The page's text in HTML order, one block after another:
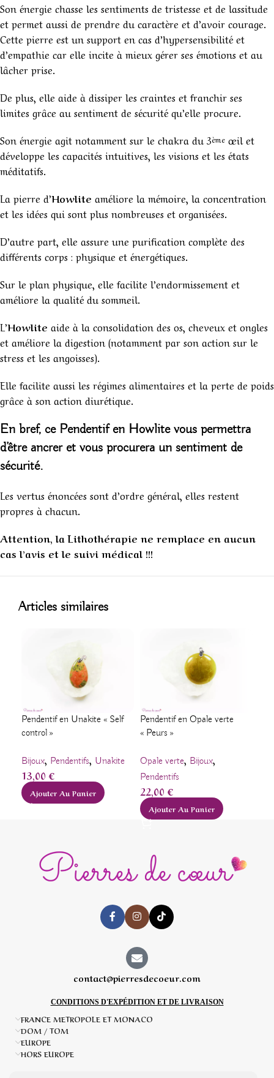
Son énergie chasse les sentiments de tristesse et de lassitude
et permet aussi de prendre du caractère et d’avoir courage.
Cette pierre est un support en cas d’hypersensibilité et
d’empathie car elle incite à mieux gérer ses émotions et au
lâcher prise.
De plus, elle aide à dissiper les craintes et franchir ses
limites grâce au sentiment de sécurité qu’elle procure.
Son énergie agit notamment sur le chakra du 3ème œil et
développe les capacités intuitives, les visions et les états
méditatifs.
La pierre d’Howlite améliore la mémoire, la concentration
et les idées qui sont plus nombreuses et organisées.
D’autre part, elle assure une purification complète des
différents corps : physique et énergétiques.
Sur le plan physique, elle facilite l’endormissement et
améliore la qualité du sommeil.
L’Howlite aide à la consolidation des os, cheveux et ongles
et améliore la digestion (notamment par son action sur le
stress et les angoisses).
Elle facilite aussi les régimes alimentaires et la perte de poids
grâce à son action diurétique.
En bref, ce Pendentif en Howlite vous permettra
d’être ancrer et vous procurera un sentiment de
sécurité.
Les vertus énoncées sont d’ordre général, elles restent
propres à chacun.
Attention, la Lithothérapie ne remplace en aucun
cas l’avis et le suivi médical !!!
Articles similaires
Pendentif en Unakite « Self
control »
Bijoux, Pendentifs, Unakite
13,00€
Ajouter Au Panier
Pendentif en Opale verte
« Peurs »
Opale verte, Bijoux,
Pendentifs
22,00€
Ajouter Au Panier
contact@pierresdecoeur.com
CONDITIONS D'EXPÉDITION ET DE LIVRAISON
FRANCE METROPOLE ET MONACO
DOM / TOM
EUROPE
HORS EUROPE